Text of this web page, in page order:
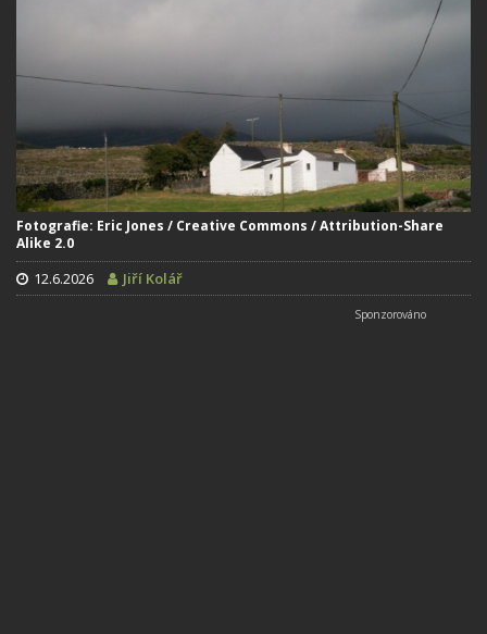
Fotografie: Eric Jones / Creative Commons / Attribution-Share
Alike 2.0
12.6.2026 Jiří Kolář